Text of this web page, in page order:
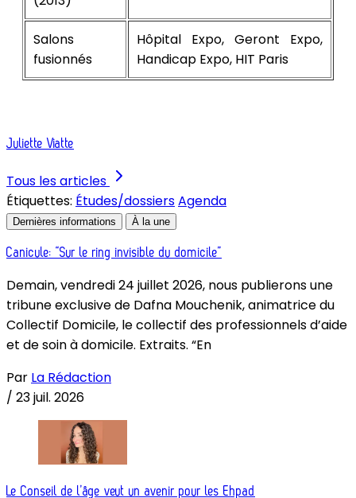
Salons
fusionnés
Hôpital Expo, Geront Expo,
Handicap Expo, HIT Paris
Juliette Viatte
Tous les articles
Étiquettes: Études/dossiersAgenda
Dernières informations À la une
Canicule: “Sur le ring invisible du domicile”
Demain, vendredi 24 juillet 2026, nous publierons une
tribune exclusive de Dafna Mouchenik, animatrice du
Collectif Domicile, le collectif des professionnels d’aide
et de soin à domicile. Extraits. “En
Par La Rédaction
/ 23 juil. 2026
Le Conseil de l’âge veut un avenir pour les Ehpad